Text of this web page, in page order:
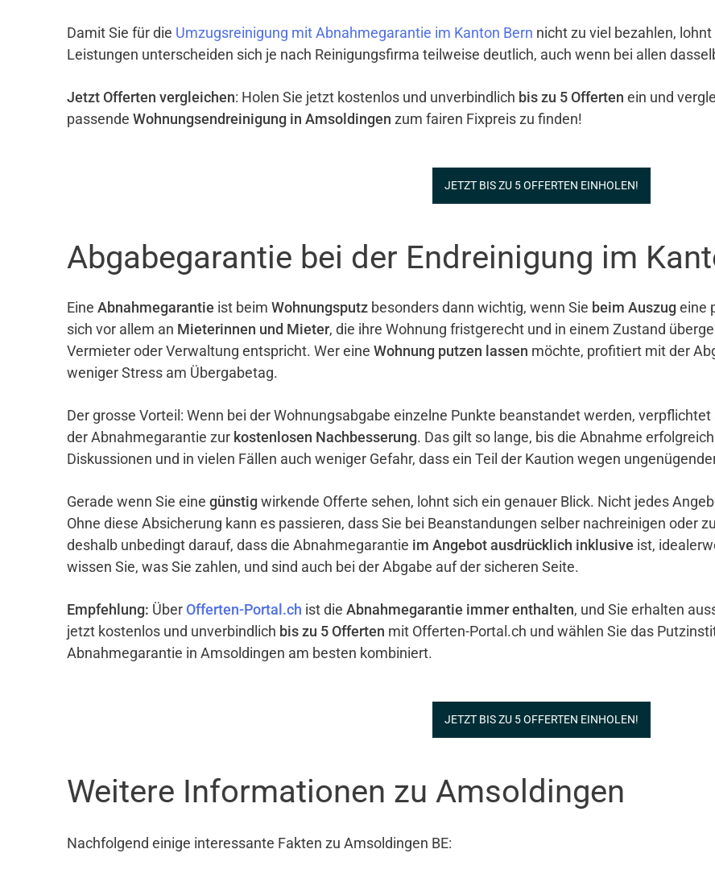
Damit Sie für die Umzugsreinigung mit Abnahmegarantie im Kanton Bern nicht zu viel bezahlen,
Leistungen unterscheiden sich je nach Reinigungsfirma teilweise deutlich, auch wenn bei allen
Jetzt Offerten vergleichen: Holen Sie jetzt kostenlos und unverbindlich bis zu 5 Offerten ein und
passende Wohnungsendreinigung in Amsoldingen zum fairen Fixpreis zu finden!
JETZT BIS ZU 5 OFFERTEN EINHOLEN!
Abgabegarantie bei der Endreinigung im
Eine Abnahmegarantie ist beim Wohnungsputz besonders dann wichtig, wenn Sie beim Auszug eine
sich vor allem an Mieterinnen und Mieter, die ihre Wohnung fristgerecht und in einem Zustand
Vermieter oder Verwaltung entspricht. Wer eine Wohnung putzen lassen möchte, profitiert mit der
weniger Stress am Übergabetag.
Der grosse Vorteil: Wenn bei der Wohnungsabgabe einzelne Punkte beanstandet werden,
der Abnahmegarantie zur kostenlosen Nachbesserung. Das gilt so lange, bis die Abnahme
Diskussionen und in vielen Fällen auch weniger Gefahr, dass ein Teil der Kaution wegen
Gerade wenn Sie eine günstig wirkende Offerte sehen, lohnt sich ein genauer Blick. Nicht jedes
Ohne diese Absicherung kann es passieren, dass Sie bei Beanstandungen selber nachreinigen oder
deshalb unbedingt darauf, dass die Abnahmegarantie im Angebot ausdrücklich inklusive ist,
wissen Sie, was Sie zahlen, und sind auch bei der Abgabe auf der sicheren Seite.
Empfehlung: Über Offerten-Portal.ch ist die Abnahmegarantie immer enthalten, und Sie erhalten
jetzt kostenlos und unverbindlich bis zu 5 Offerten mit Offerten-Portal.ch und wählen Sie das
Abnahmegarantie in Amsoldingen am besten kombiniert.
JETZT BIS ZU 5 OFFERTEN EINHOLEN!
Weitere Informationen zu Amsoldingen
Nachfolgend einige interessante Fakten zu Amsoldingen BE: